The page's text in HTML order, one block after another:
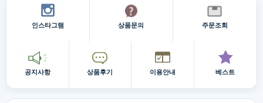
인스타그램 상품문의 주문조회
공지사항 상품후기 이용안내 베스트